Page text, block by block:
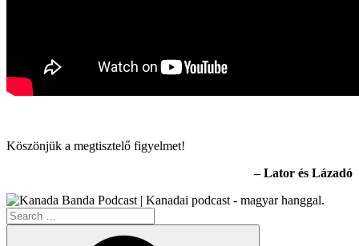
Köszönjük a megtisztelő figyelmet!
– Lator és Lázadó
Search
for: